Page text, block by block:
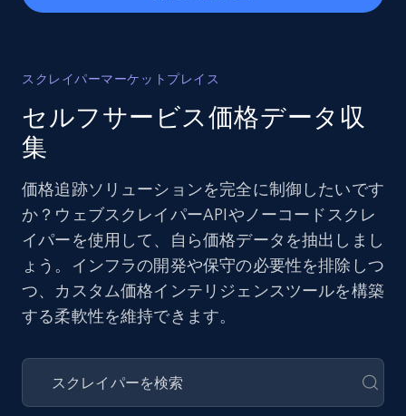
スクレイパーマーケットプレイス
セルフサービス価格データ収
集
価格追跡ソリューションを完全に制御したいです
か？ウェブスクレイパーAPIやノーコードスクレ
イパーを使用して、自ら価格データを抽出しまし
ょう。インフラの開発や保守の必要性を排除しつ
つ、カスタム価格インテリジェンスツールを構築
する柔軟性を維持できます。